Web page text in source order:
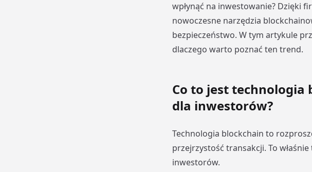
wpłynąć na inwestowanie? Dzięki
nowoczesne narzędzia
bezpieczeństwo. W tym artykule
dlaczego warto poznać ten trend.
Co to jest technologia
dla inwestorów?
Technologia blockchain to
przejrzystość transakcji. To
inwestorów.